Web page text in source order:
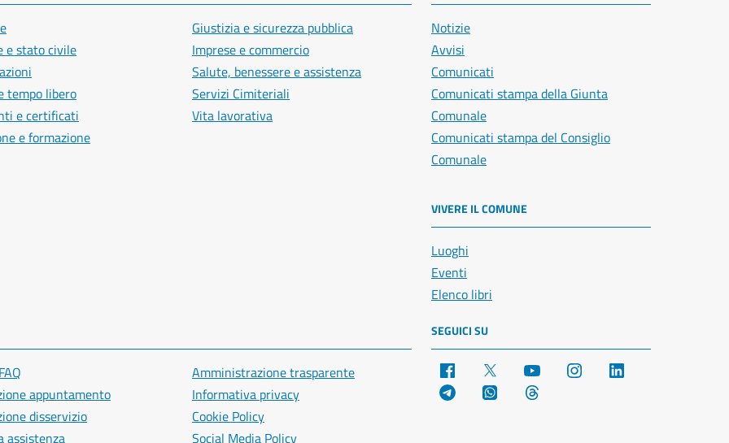
e stato civile
tempo libero
e certificati
e formazione
Giustizia e sicurezza pubblica
Imprese e commercio
Salute, benessere e assistenza
Servizi Cimiteriali
Vita lavorativa
Notizie
Avvisi
Comunicati
Comunicati stampa della Giunta
Comunale
Comunicati stampa del Consiglio
Comunale
VIVERE IL COMUNE
Luoghi
Eventi
Elenco libri
appuntamento
disservizio
assistenza
Amministrazione trasparente
Informativa privacy
Cookie Policy
Social Media Policy
SEGUICI SU
Facebook YouTube Instagram
Telegram WhatsApp